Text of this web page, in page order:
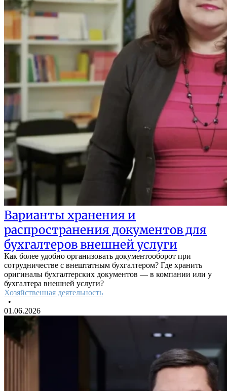
Варианты хранения и
распространения документов для
бухгалтеров внешней услуги
Как более удобно организовать документооборот при
сотрудничестве с внештатным бухгалтером? Где хранить
оригиналы бухгалтерских документов — в компании или у
бухгалтера внешней услуги?
Хозяйственная деятельность
•
01.06.2026